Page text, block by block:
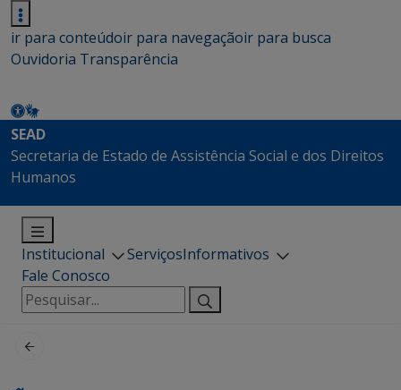
ir para conteúdoir para navegaçãoir para busca
Ouvidoria Transparência
SEAD
Secretaria de Estado de Assistência Social e dos Direitos
Humanos
Institucional ServiçosInformativos
Fale Conosco
Pesquisar
por: